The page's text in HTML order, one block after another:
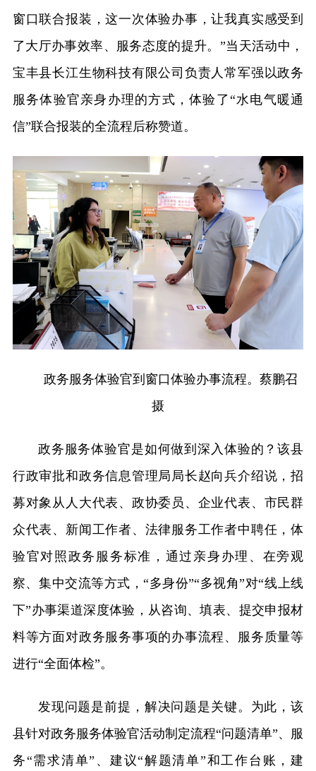
窗口联合报装，这一次体验办事，让我真实感受到
了大厅办事效率、服务态度的提升。”当天活动中，
宝丰县长江生物科技有限公司负责人常军强以政务
服务体验官亲身办理的方式，体验了“水电气暖通
信”联合报装的全流程后称赞道。
政务服务体验官到窗口体验办事流程。蔡鹏召
摄
政务服务体验官是如何做到深入体验的？该县
行政审批和政务信息管理局局长赵向兵介绍说，招
募对象从人大代表、政协委员、企业代表、市民群
众代表、新闻工作者、法律服务工作者中聘任，体
验官对照政务服务标准，通过亲身办理、在旁观
察、集中交流等方式，“多身份”“多视角”对“线上线
下”办事渠道深度体验，从咨询、填表、提交申报材
料等方面对政务服务事项的办事流程、服务质量等
进行“全面体检”。
发现问题是前提，解决问题是关键。为此，该
县针对政务服务体验官活动制定流程“问题清单”、服
务“需求清单”、建议“解题清单”和工作台账，建